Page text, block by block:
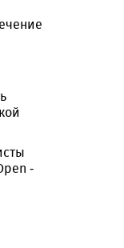
-